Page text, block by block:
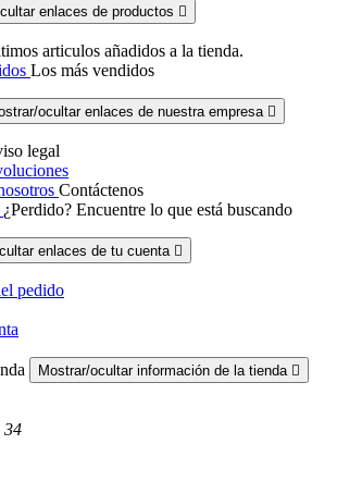
enlaces de productos 
articulos añadidos a la tienda.
Los más vendidos
ocultar enlaces de nuestra empresa 
legal
Contáctenos
¿Perdido? Encuentre lo que está buscando
enlaces de tu cuenta 
pedido
Mostrar/ocultar información de la tienda 
34